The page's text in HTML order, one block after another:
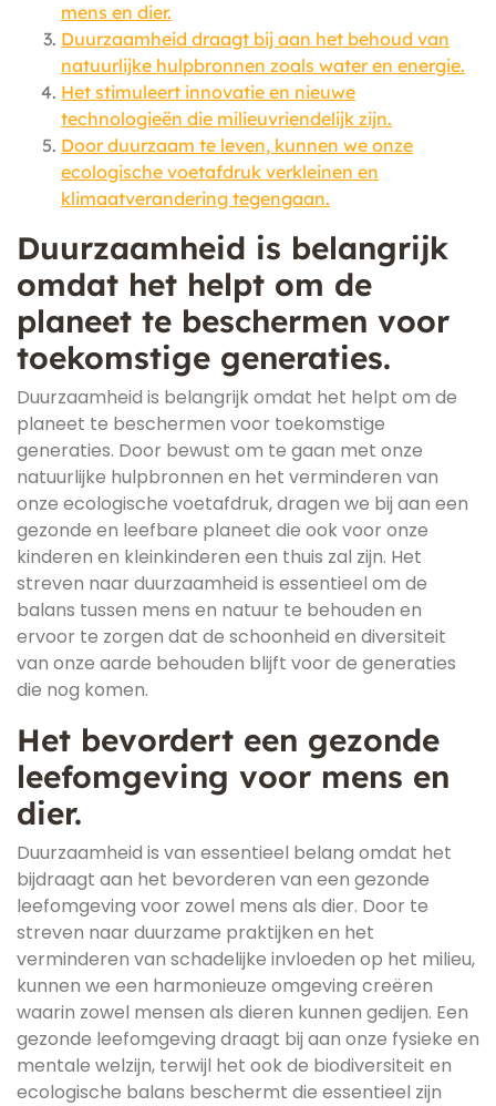
mens en dier.
Duurzaamheid draagt bij aan het behoud van
natuurlijke hulpbronnen zoals water en energie.
Het stimuleert innovatie en nieuwe
technologieën die milieuvriendelijk zijn.
Door duurzaam te leven, kunnen we onze
ecologische voetafdruk verkleinen en
klimaatverandering tegengaan.
Duurzaamheid is belangrijk
omdat het helpt om de
planeet te beschermen voor
toekomstige generaties.
Duurzaamheid is belangrijk omdat het helpt om de
planeet te beschermen voor toekomstige
generaties. Door bewust om te gaan met onze
natuurlijke hulpbronnen en het verminderen van
onze ecologische voetafdruk, dragen we bij aan een
gezonde en leefbare planeet die ook voor onze
kinderen en kleinkinderen een thuis zal zijn. Het
streven naar duurzaamheid is essentieel om de
balans tussen mens en natuur te behouden en
ervoor te zorgen dat de schoonheid en diversiteit
van onze aarde behouden blijft voor de generaties
die nog komen.
Het bevordert een gezonde
leefomgeving voor mens en
dier.
Duurzaamheid is van essentieel belang omdat het
bijdraagt aan het bevorderen van een gezonde
leefomgeving voor zowel mens als dier. Door te
streven naar duurzame praktijken en het
verminderen van schadelijke invloeden op het milieu,
kunnen we een harmonieuze omgeving creëren
waarin zowel mensen als dieren kunnen gedijen. Een
gezonde leefomgeving draagt bij aan onze fysieke en
mentale welzijn, terwijl het ook de biodiversiteit en
ecologische balans beschermt die essentieel zijn